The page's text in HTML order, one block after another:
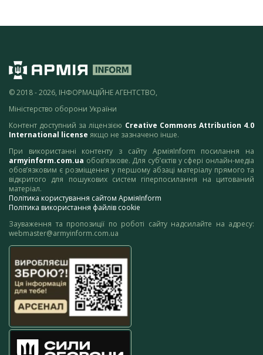
© 2018 - 2026, ІНФОРМАЦІЙНЕ АГЕНТСТВО,
Міністерство оборони України
Контент доступний за ліцензією Creative Commons Attribution 4.0
International license якщо не зазначено інше.
При використанні контенту з сайту АрміяInform посилання на
armyinform.com.ua обов’язкове. Для суб’єктів у сфері онлайн-медіа
обов’язковим є розміщення у першому абзаці матеріалу прямого та
відкритого для пошукових систем гіперпосилання на цитований
матеріал.
Політика користування сайтом АрміяInform
Політика використання файлів cookie
Зауваження та пропозиції по роботі сайту надсилайте на адресу:
webmaster@armyinform.com.ua